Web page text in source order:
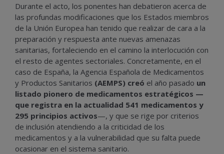
Durante el acto, los ponentes han debatieron acerca de
las profundas modificaciones que los Estados miembros
de la Unión Europea han tenido que realizar de cara a la
preparación y respuesta ante nuevas amenazas
sanitarias, fortaleciendo en el camino la interlocución con
el resto de agentes sectoriales. Concretamente, en el
caso de España, la Agencia Española de Medicamentos
y Productos Sanitarios (AEMPS) creó el año pasado un
listado pionero de medicamentos estratégicos —
que registra en la actualidad 541 medicamentos y
295 principios activos—, y que se rige por criterios
de inclusión atendiendo a la criticidad de los
medicamentos y a la vulnerabilidad que su falta puede
ocasionar en el sistema sanitario.